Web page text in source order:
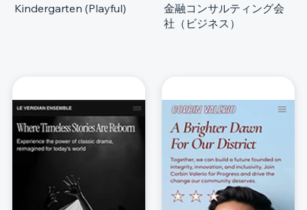
Kindergarten (Playful)
金融コンサルティング会
社（ビジネス）